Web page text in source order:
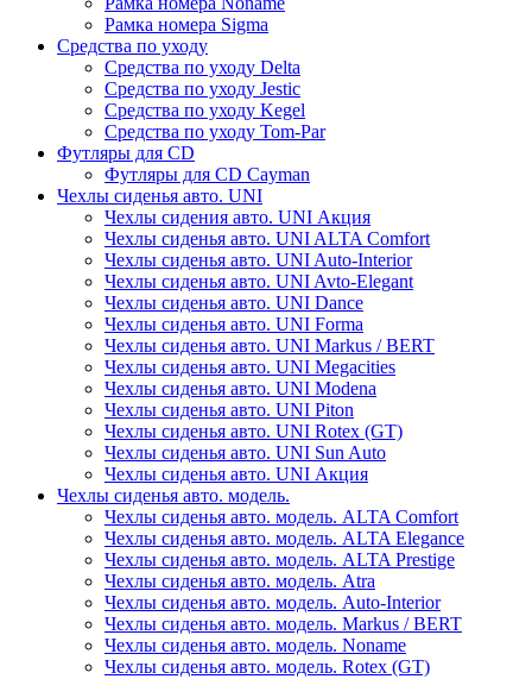
Рамка номера Sigma
Средства по уходу
Средства по уходу Delta
Средства по уходу Jestic
Средства по уходу Kegel
Средства по уходу Tom-Par
Футляры для CD
Футляры для CD Cayman
Чехлы сиденья авто. UNI
Чехлы сидения авто. UNI Акция
Чехлы сиденья авто. UNI ALTA Comfort
Чехлы сиденья авто. UNI Auto-Interior
Чехлы сиденья авто. UNI Avto-Elegant
Чехлы сиденья авто. UNI Dance
Чехлы сиденья авто. UNI Forma
Чехлы сиденья авто. UNI Markus / BERT
Чехлы сиденья авто. UNI Megacities
Чехлы сиденья авто. UNI Modena
Чехлы сиденья авто. UNI Piton
Чехлы сиденья авто. UNI Rotex (GT)
Чехлы сиденья авто. UNI Sun Auto
Чехлы сиденья авто. UNI Акция
Чехлы сиденья авто. модель.
Чехлы сиденья авто. модель. ALTA Comfort
Чехлы сиденья авто. модель. ALTA Elegance
Чехлы сиденья авто. модель. ALTA Prestige
Чехлы сиденья авто. модель. Atra
Чехлы сиденья авто. модель. Auto-Interior
Чехлы сиденья авто. модель. Markus / BERT
Чехлы сиденья авто. модель. Noname
Чехлы сиденья авто. модель. Rotex (GT)